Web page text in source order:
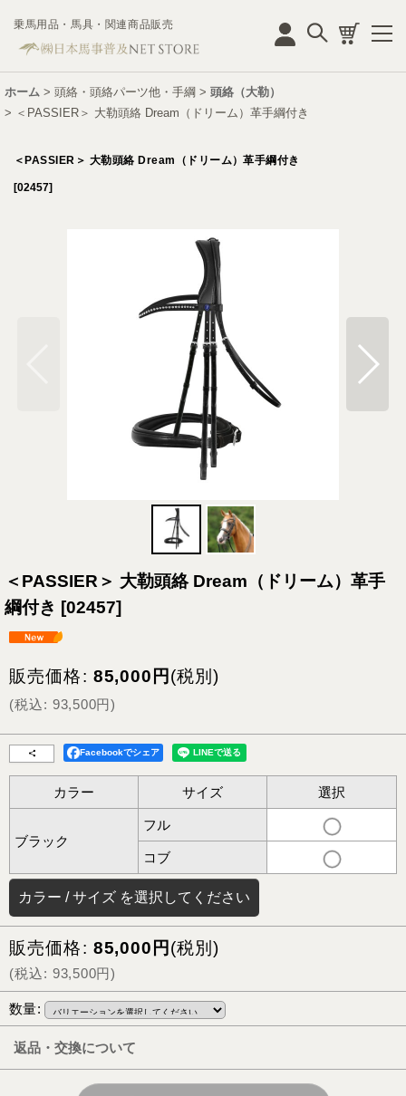
乗馬用品・馬具・関連商品販売
ホーム > 頭絡・頭絡パーツ他・手綱 > 頭絡（大勒）
> ＜PASSIER＞ 大勒頭絡 Dream（ドリーム）革手綱付き
＜PASSIER＞ 大勒頭絡 Dream（ドリーム）革手綱付き
[02457]
＜PASSIER＞ 大勒頭絡 Dream（ドリーム）革手
綱付き [02457]
販売価格: 85,000 円 (税別)
(税込: 93,500円)
Facebookでシェア
カラー サイズ 選択
ブラック
フル
コブ
カラー / サイズ を選択してください
販売価格: 85,000 円 (税別)
(税込: 93,500円)
数量:
返品・交換について